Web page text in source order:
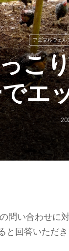
アニマルウェル
こ
エ
問い合わせに
回答いただき